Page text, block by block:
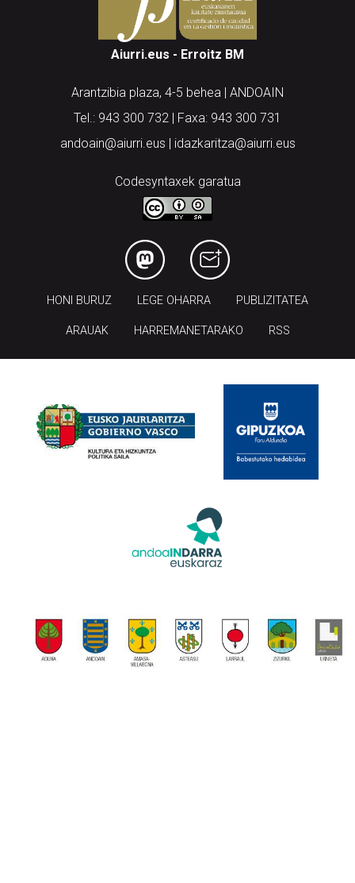
Aiurri.eus - Erroitz BM
Arantzibia plaza, 4-5 behea | ANDOAIN
Tel.: 943 300 732 | Faxa: 943 300 731
andoain@aiurri.eus | idazkaritza@aiurri.eus
Codesyntaxek garatua
HONI BURUZ LEGE OHARRA PUBLIZITATEA
ARAUAK HARREMANETARAKO RSS